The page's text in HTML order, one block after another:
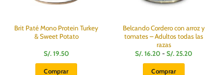
página
producto
página
producto
Brit Paté Mono Protein Turkey
& Sweet Potato
S/.19.50
Comprar
Belcando Cordero con arroz y
tomates – Adultos todas las
razas
S/.16.20 - S/.25.20
Comprar